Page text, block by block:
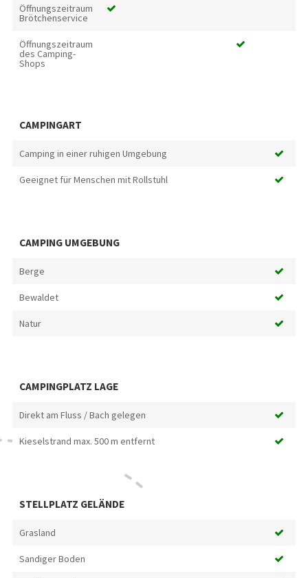
Öffnungszeitraum
Brötchenservice
Öffnungszeitraum
des Camping-
Shops
CAMPINGART
Camping in einer ruhigen Umgebung
Geeignet für Menschen mit Rollstuhl
CAMPING UMGEBUNG
Berge
Bewaldet
Natur
CAMPINGPLATZ LAGE
Direkt am Fluss / Bach gelegen
Kieselstrand max. 500 m entfernt
STELLPLATZ GELÄNDE
Grasland
Sandiger Boden